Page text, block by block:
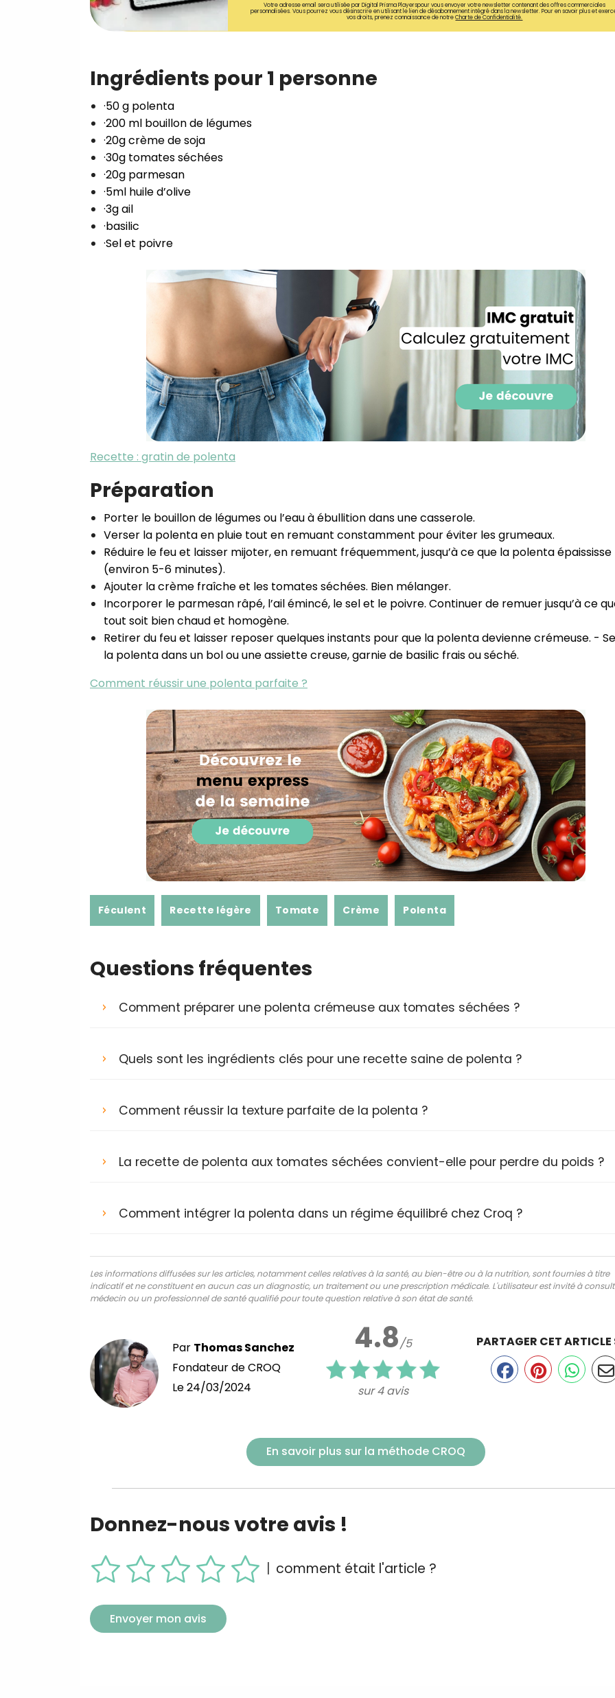
Votre adresse email sera utilisée par Digital Prisma Playerspour vous envoyer votre newsletter contenant des offres commerciales
personnalisées. Vous pourrez vous désinscrire en utilisant le lien de désabonnement intégré dans la newsletter. Pour en savoir plus et
vos droits, prenez connaissance de notreCharte de Confidentialité.
Ingrédients pour 1 personne
·50 g polenta
·200 ml bouillon de légumes
·20g crème de soja
·30g tomates séchées
·20g parmesan
·5ml huile d’olive
·3g ail
·basilic
·Sel et poivre
Recette : gratin de polenta
Préparation
Porter le bouillon de légumes ou l’eau à ébullition dans une casserole.
Verser la polenta en pluie tout en remuant constamment pour éviter les grumeaux.
Réduire le feu et laisser mijoter, en remuant fréquemment, jusqu’à ce que la polenta épaississe
(environ 5-6 minutes).
Ajouter la crème fraîche et les tomates séchées. Bien mélanger.
Incorporer le parmesan râpé, l’ail émincé, le sel et le poivre. Continuer de remuer jusqu’à ce
tout soit bien chaud et homogène.
Retirer du feu et laisser reposer quelques instants pour que la polenta devienne crémeuse. -
la polenta dans un bol ou une assiette creuse, garnie de basilic frais ou séché.
Comment réussir une polenta parfaite ?
Féculent Recette légère Tomate Crème Polenta
Questions fréquentes
Comment préparer une polenta crémeuse aux tomates séchées ?
Quels sont les ingrédients clés pour une recette saine de polenta ?
Comment réussir la texture parfaite de la polenta ?
La recette de polenta aux tomates séchées convient-elle pour perdre du poids ?
Comment intégrer la polenta dans un régime équilibré chez Croq ?
Les informations diffusées sur les articles, notamment celles relatives à la santé, au bien-être ou à la nutrition, sont fournies à titre
indicatif et ne constituent en aucun cas un diagnostic, un traitement ou une prescription médicale. L'utilisateur est invité à
médecin ou un professionnel de santé qualifié pour toute question relative à son état de santé.
Par Thomas Sanchez
Fondateur de CROQ
Le24/03/2024
4.8/5
sur 4 avis
PARTAGER CET ARTICLE
En savoir plus sur la méthode CROQ
Donnez-nous votre avis !
comment était l'article ?
Envoyer mon avis
Recevez
recettes inédites de
Je consens à ce que la société
Prisma Players analyse le taux
l'heure à laquelle vous le faites
utilisez. Pour en savoir plus sur ces
voir notrepolitique de
Votre adresse email sera utilisée par Digital Prisma
envoyer votre newsletter contenant des offres
personnalisées. Vous pourrez vous désinscrire en
désabonnement intégré dans la newsletter. Pour en
exercer vos droits, prenez connaissance de notre
Confidentialité.